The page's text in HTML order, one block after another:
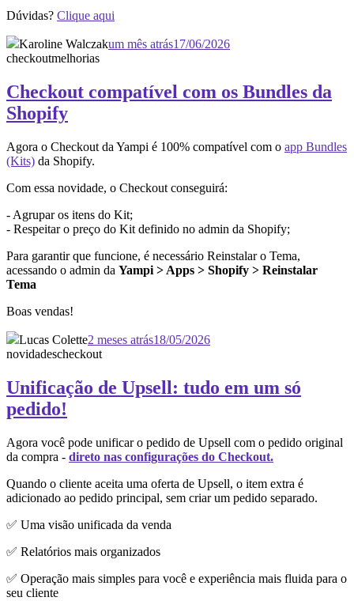
Dúvidas? Clique aqui
Karoline Walczakum mês atrás17/06/2026
checkoutmelhorias
Checkout compatível com os Bundles da
Shopify
Agora o Checkout da Yampi é 100% compatível com o app Bundles
(Kits) da Shopify.
Com essa novidade, o Checkout conseguirá:
- Agrupar os itens do Kit;
- Respeitar o preço do Kit definido no admin da Shopify;
Para garantir que funcione, é necessário Reinstalar o Tema,
acessando o admin da Yampi > Apps > Shopify > Reinstalar
Tema
Boas vendas!
Lucas Colette2 meses atrás18/05/2026
novidadescheckout
Unificação de Upsell: tudo em um só
pedido!
Agora você pode unificar o pedido de Upsell com o pedido original
da compra - direto nas configurações do Checkout.
Quando o cliente aceita uma oferta de Upsell, o item extra é
adicionado ao pedido principal, sem criar um pedido separado.
✅ Uma visão unificada da venda
✅ Relatórios mais organizados
✅ Operação mais simples para você e experiência mais fluida para o
seu cliente